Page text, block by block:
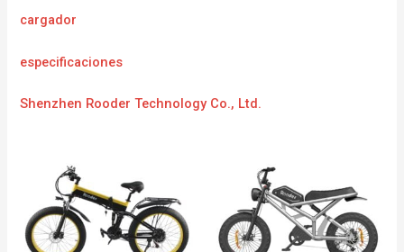
cargador
especificaciones
Shenzhen Rooder Technology Co., Ltd.